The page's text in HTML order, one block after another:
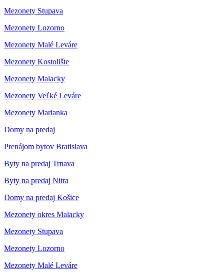
Mezonety Stupava
Mezonety Lozorno
Mezonety Malé Leváre
Mezonety Kostolište
Mezonety Malacky
Mezonety Veľké Leváre
Mezonety Marianka
Domy na predaj
Prenájom bytov Bratislava
Byty na predaj Trnava
Byty na predaj Nitra
Domy na predaj Košice
Mezonety okres Malacky
Mezonety Stupava
Mezonety Lozorno
Mezonety Malé Leváre